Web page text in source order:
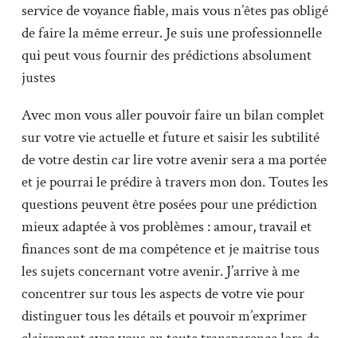
service de voyance fiable, mais vous n’êtes pas obligé
de faire la même erreur. Je suis une professionnelle
qui peut vous fournir des prédictions absolument
justes
Avec mon vous aller pouvoir faire un bilan complet
sur votre vie actuelle et future et saisir les subtilité
de votre destin car lire votre avenir sera a ma portée
et je pourrai le prédire à travers mon don. Toutes les
questions peuvent être posées pour une prédiction
mieux adaptée à vos problèmes : amour, travail et
finances sont de ma compétence et je maitrise tous
les sujets concernant votre avenir. J’arrive à me
concentrer sur tous les aspects de votre vie pour
distinguer tous les détails et pouvoir m’exprimer